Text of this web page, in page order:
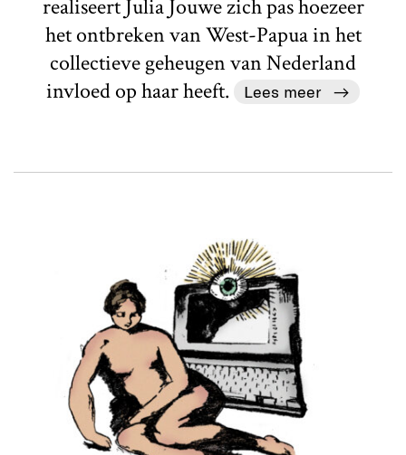
realiseert Julia Jouwe zich pas hoezeer
het ontbreken van West-Papua in het
collectieve geheugen van Nederland
invloed op haar heeft.
Lees meer